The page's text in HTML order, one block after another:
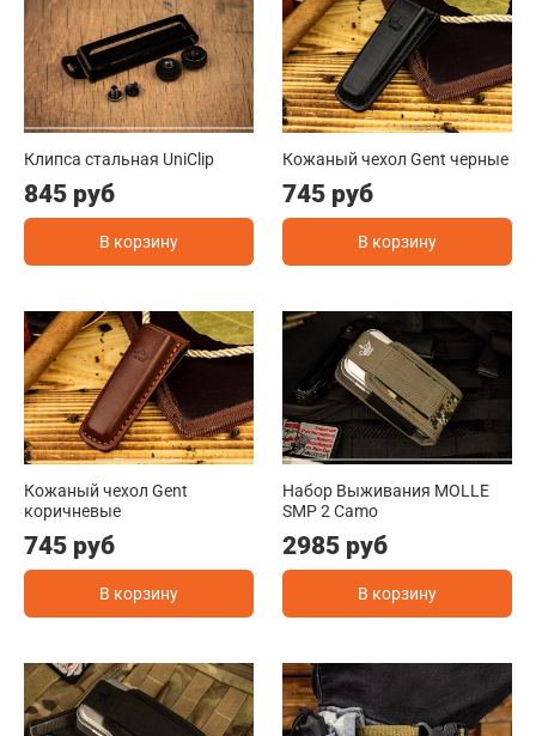
Клипса стальная UniClip
845 руб
В корзину
Кожаный чехол Gent черные
745 руб
В корзину
Кожаный чехол Gent
коричневые
745 руб
В корзину
Набор Выживания MOLLE
SMP 2 Camo
2985 руб
В корзину